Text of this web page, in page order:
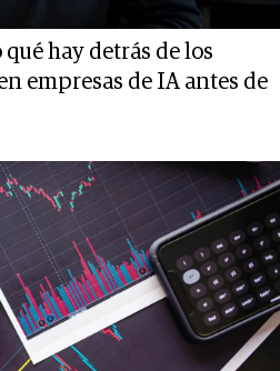
hay detrás de los
empresas de IA antes de